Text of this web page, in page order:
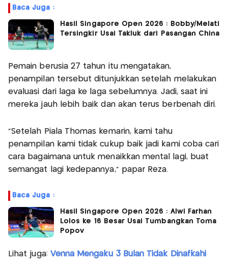
Baca Juga :
Hasil Singapore Open 2026 : Bobby/Melati
Tersingkir Usai Takluk dari Pasangan China
Pemain berusia 27 tahun itu mengatakan,
penampilan tersebut ditunjukkan setelah melakukan
evaluasi dari laga ke laga sebelumnya. Jadi, saat ini
mereka jauh lebih baik dan akan terus berbenah diri.
"Setelah Piala Thomas kemarin, kami tahu
penampilan kami tidak cukup baik jadi kami coba cari
cara bagaimana untuk menaikkan mental lagi, buat
semangat lagi kedepannya," papar Reza.
Baca Juga :
Hasil Singapore Open 2026 : Alwi Farhan
Lolos ke 16 Besar Usai Tumbangkan Toma
Popov
Lihat juga: Venna Mengaku 3 Bulan Tidak Dinafkahi